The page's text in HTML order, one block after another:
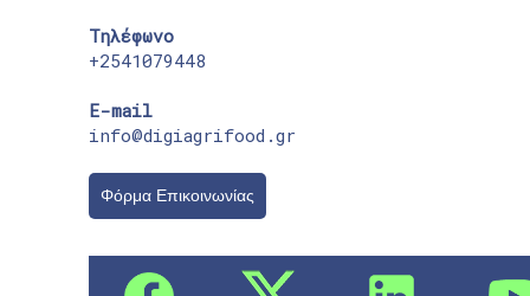
Τηλέφωνο
+2541079448
E-mail
info@digiagrifood.gr
Φόρμα Επικοινωνίας